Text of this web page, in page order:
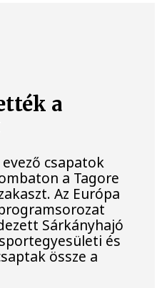
a
csapatok
a Tagore
Az Európa
Sárkányhajó
és
össze a